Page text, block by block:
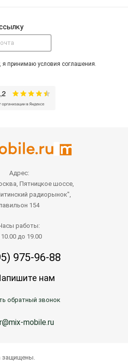
я принимаю условия соглашения.
Адрес:
Пятницкое шоссе,
радиорынок",
154
работы:
10.00 до 19.00
975-96-88
нам
обратный звонок
mobile.ru
защищены.